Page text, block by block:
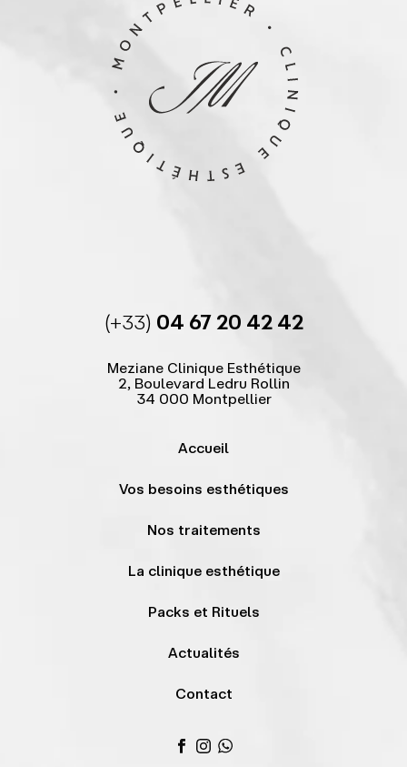
(+33) 04 67 20 42 42
Meziane Clinique Esthétique
2, Boulevard Ledru Rollin
34 000 Montpellier
Accueil
Vos besoins esthétiques
Nos traitements
La clinique esthétique
Packs et Rituels
Actualités
Contact